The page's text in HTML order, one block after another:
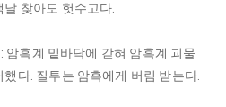
찾아도 헛수고다.
암흑계 밑바닥에 갇혀 암흑계 괴물
다. 질투는 암흑에게 버림 받는다.